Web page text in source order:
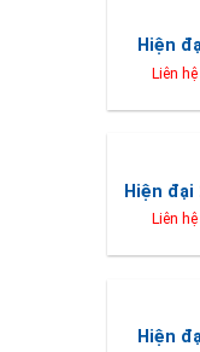
Hiện
Liên hệ
Hiện đại
Liên hệ
Hiện